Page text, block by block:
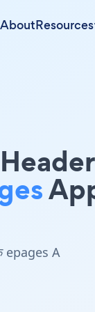
AboutResources
Header
के epages A